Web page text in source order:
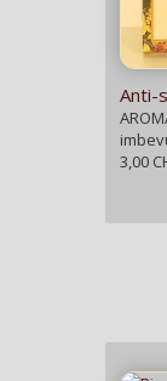
Anti-
3,00